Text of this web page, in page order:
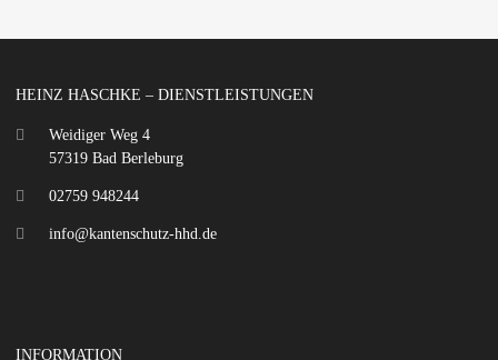
HEINZ HASCHKE – DIENSTLEISTUNGEN
Weidiger Weg 4
57319 Bad Berleburg
02759 948244
info@kantenschutz-hhd.de
INFORMATION